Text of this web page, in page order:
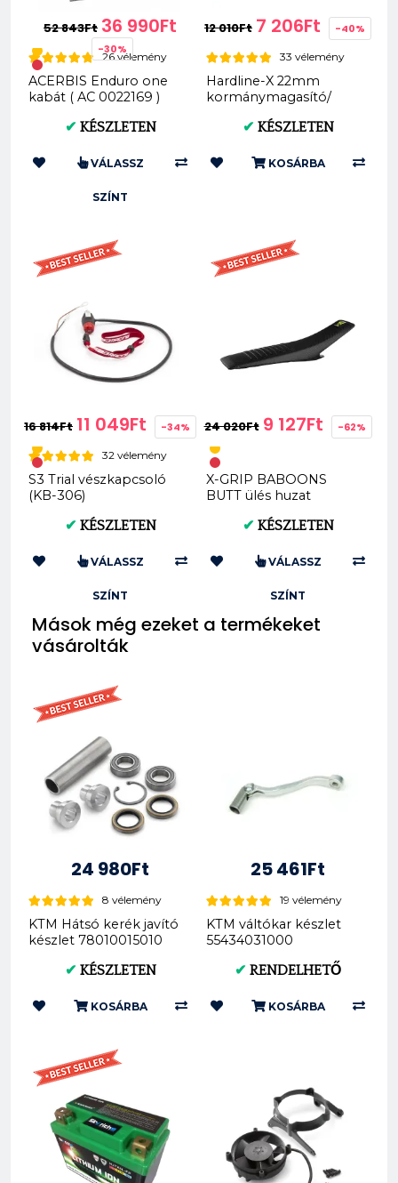
52 843Ft 36 990Ft
-30%
26 vélemény
ACERBIS Enduro one
kabát ( AC 0022169 )
✔ KÉSZLETEN
VÁLASSZ
SZÍNT
12 010Ft 7 206Ft -40%
33 vélemény
Hardline-X 22mm
kormánymagasító/
✔ KÉSZLETEN
KOSÁRBA
16 814Ft 11 049Ft -34%
32 vélemény
S3 Trial vészkapcsoló
(KB-306)
✔ KÉSZLETEN
VÁLASSZ
SZÍNT
24 020Ft 9 127Ft -62%
X-GRIP BABOONS
BUTT ülés huzat
2019 TC FC 2016...
✔ KÉSZLETEN
VÁLASSZ
SZÍNT
Mások még ezeket a termékeket
vásárolták
24 980Ft
8 vélemény
KTM Hátsó kerék javító
készlet 78010015010
✔ KÉSZLETEN
KOSÁRBA
25 461Ft
19 vélemény
KTM váltókar készlet
55434031000
✔ RENDELHETŐ
KOSÁRBA